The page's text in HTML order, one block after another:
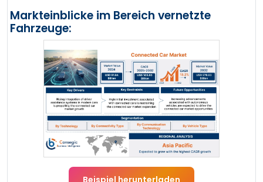
Markteinblicke im Bereich vernetzte
Fahrzeuge:
Beispiel herunterladen